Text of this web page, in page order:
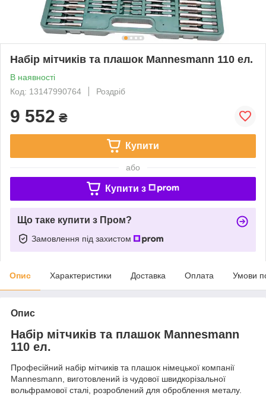
Набір мітчиків та плашок Mannesmann 110 ел.
В наявності
Код: 13147990764
Роздріб
9 552 ₴
Купити
або
Купити з
Що таке купити з Пром?
Замовлення під захистом
Опис Характеристики Доставка Оплата Умови
Опис
Набір мітчиків та плашок Mannesmann
110 ел.
Професійний набір мітчиків та плашок німецької компанії
Mannesmann, виготовлений із чудової швидкорізальної
вольфрамової сталі, розроблений для оброблення металу.